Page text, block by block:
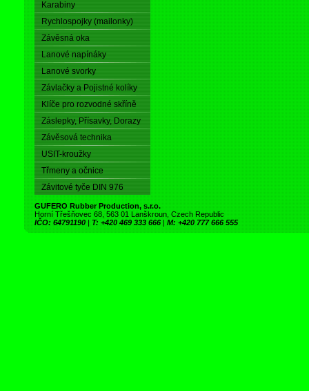
Karabiny
Rychlospojky (mailonky)
Závěsná oka
Lanové napínáky
Lanové svorky
Závlačky a Pojistné kolíky
Klíče pro rozvodné skříně
Záslepky, Přísavky, Dorazy
Závěsová technika
USIT-kroužky
Třmeny a očnice
Závitové tyče DIN 976
GUFERO Rubber Production, s.r.o.
Horní Třešňovec 68, 563 01 Lanškroun, Czech Republic
IČO: 64791190 | T: +420 469 333 666 | M: +420 777 666 555